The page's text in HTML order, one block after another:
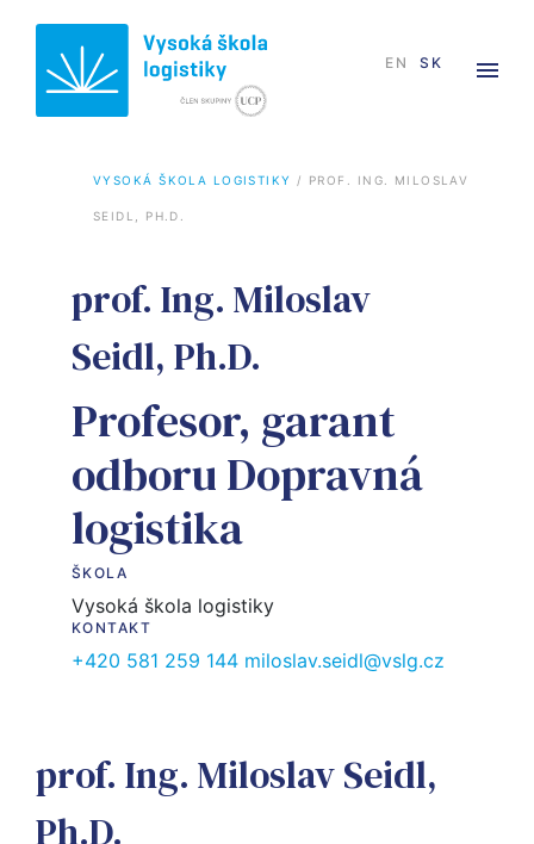
SK
EN
VYSOKÁ ŠKOLA LOGISTIKY / PROF. ING. MILOSLAV
SEIDL, PH.D.
prof. Ing. Miloslav
Seidl, Ph.D.
Profesor, garant
odboru Dopravná
logistika
ŠKOLA
Vysoká škola logistiky
KONTAKT
+420 581 259 144 miloslav.seidl@vslg.cz
prof. Ing. Miloslav Seidl,
Ph.D.